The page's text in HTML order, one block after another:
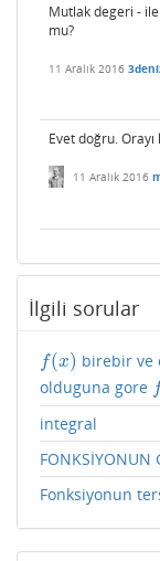
Mutlak degeri -
mu?
11 Aralık 2016
Evet doğru.
11 Aralık 2016
İlgili sorular
f(x)
f(x) birebir ve
olduguna gore f
integral
FONKSİYONUN
Fonksiyonun